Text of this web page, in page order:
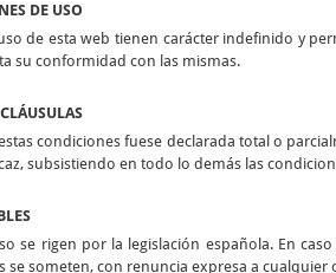
DE USO
de esta web tienen carácter indefinido y
su conformidad con las mismas.
condiciones fuese declarada total o
subsistiendo en todo lo demás las
se rigen por la legislación española. En
se someten, con renuncia expresa a